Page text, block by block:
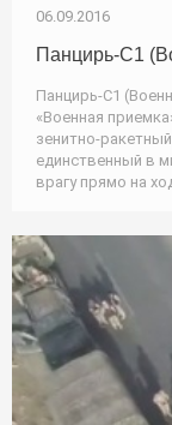
06.09.2016
Панцирь-С1
Панцирь-С1
«Военная
зенитно-
единственный в
врагу прямо на